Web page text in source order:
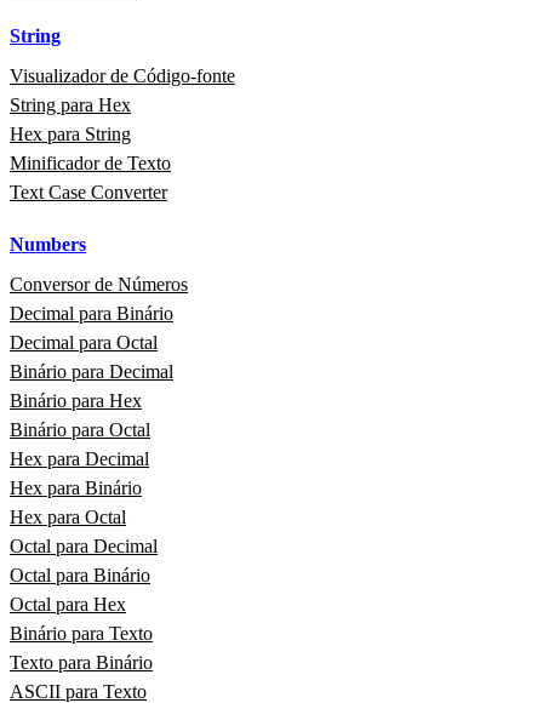
String
Visualizador de Código‑fonte
String para Hex
Hex para String
Minificador de Texto
Text Case Converter
Numbers
Conversor de Números
Decimal para Binário
Decimal para Octal
Binário para Decimal
Binário para Hex
Binário para Octal
Hex para Decimal
Hex para Binário
Hex para Octal
Octal para Decimal
Octal para Binário
Octal para Hex
Binário para Texto
Texto para Binário
ASCII para Texto